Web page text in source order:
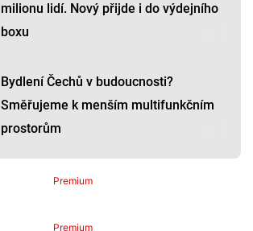
milionu lidí. Nový přijde i do výdejního
boxu
Bydlení Čechů v budoucnosti?
Směřujeme k menším multifunkčním
prostorům
Premium
Premium